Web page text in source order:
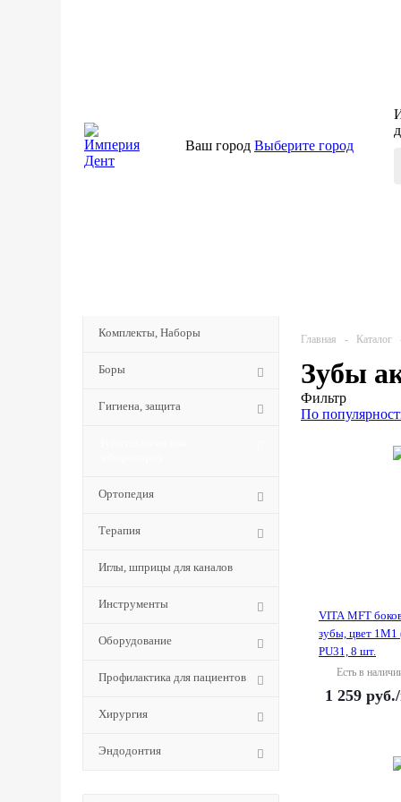
Ваш город Выберите город
Комплекты, Наборы
Боры
Гигиена, защита
Ортопедия
Терапия
Иглы, шприцы для каналов
Инструменты
Оборудование
Профилактика для пациентов
Хирургия
Эндодонтия
Главная - Каталог
Зубы
Фильтр
По
VITA MFT
зубы, цвет 1M1
PU31, 8 шт.
Есть в
1 259 руб.